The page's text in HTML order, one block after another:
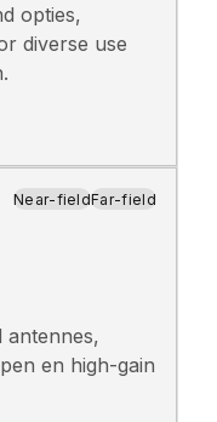
opties,
diverse use
Near-fieldFar-field
antennes,
en high-gain